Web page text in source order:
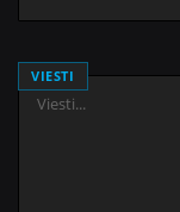
VIESTI